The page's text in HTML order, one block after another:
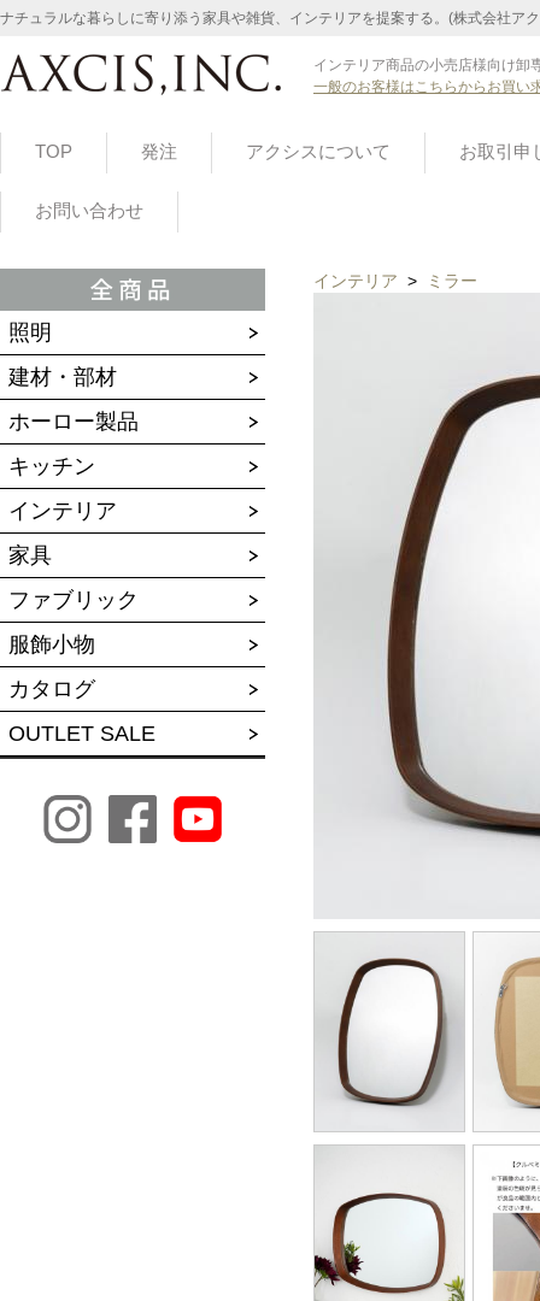
ナチュラルな暮らしに寄り添う家具や雑貨、インテリアを提案する。(株式会社ア
インテリア商品の小売店様向け卸
一般のお客様はこちらからお買い
TOP 発注 アクシスについて お取引申
お問い合わせ
照明
建材・部材
ホーロー製品
キッチン
インテリア
家具
ファブリック
服飾小物
カタログ
OUTLET SALE
インテリア > ミラー